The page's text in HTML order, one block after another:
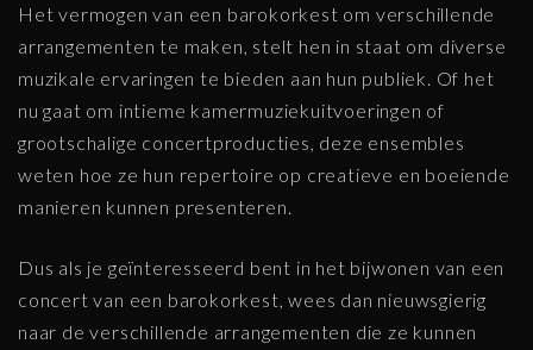
Het vermogen van een barokorkest om verschillende
arrangementen te maken, stelt hen in staat om diverse
muzikale ervaringen te bieden aan hun publiek. Of het
nu gaat om intieme kamermuziekuitvoeringen of
grootschalige concertproducties, deze ensembles
weten hoe ze hun repertoire op creatieve en boeiende
manieren kunnen presenteren.
Dus als je geïnteresseerd bent in het bijwonen van een
concert van een barokorkest, wees dan nieuwsgierig
naar de verschillende arrangementen die ze kunnen